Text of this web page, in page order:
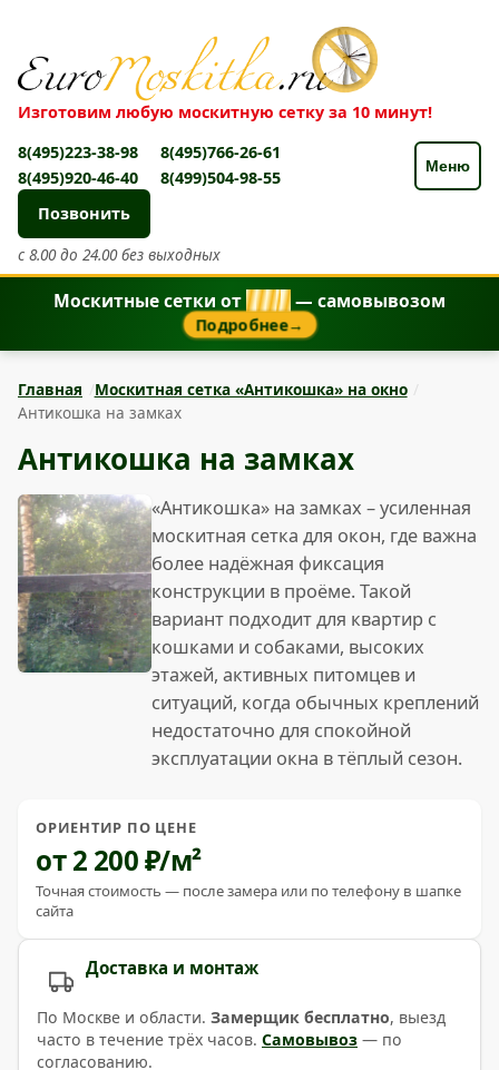
Изготовим любую москитную сетку за 10 минут!
8(495)223-38-98
8(495)766-26-61
8(495)920-46-40
8(499)504-98-55
Позвонить
с 8.00 до 24.00 без выходных
Меню
Москитные сетки от850 ₽— самовывозом
Подробнее→
Главная
Москитная сетка «Антикошка» на окно
Антикошка на замках
Антикошка на замках
«Антикошка» на замках – усиленная
москитная сетка для окон, где важна
более надёжная фиксация
конструкции в проёме. Такой
вариант подходит для квартир с
кошками и собаками, высоких
этажей, активных питомцев и
ситуаций, когда обычных креплений
недостаточно для спокойной
эксплуатации окна в тёплый сезон.
ОРИЕНТИР ПО ЦЕНЕ
от 2 200 ₽/м²
Точная стоимость — после замера или по телефону в шапке
сайта
Доставка и монтаж
По Москве и области. Замерщик бесплатно, выезд
часто в течение трёх часов. Самовывоз — по
согласованию.